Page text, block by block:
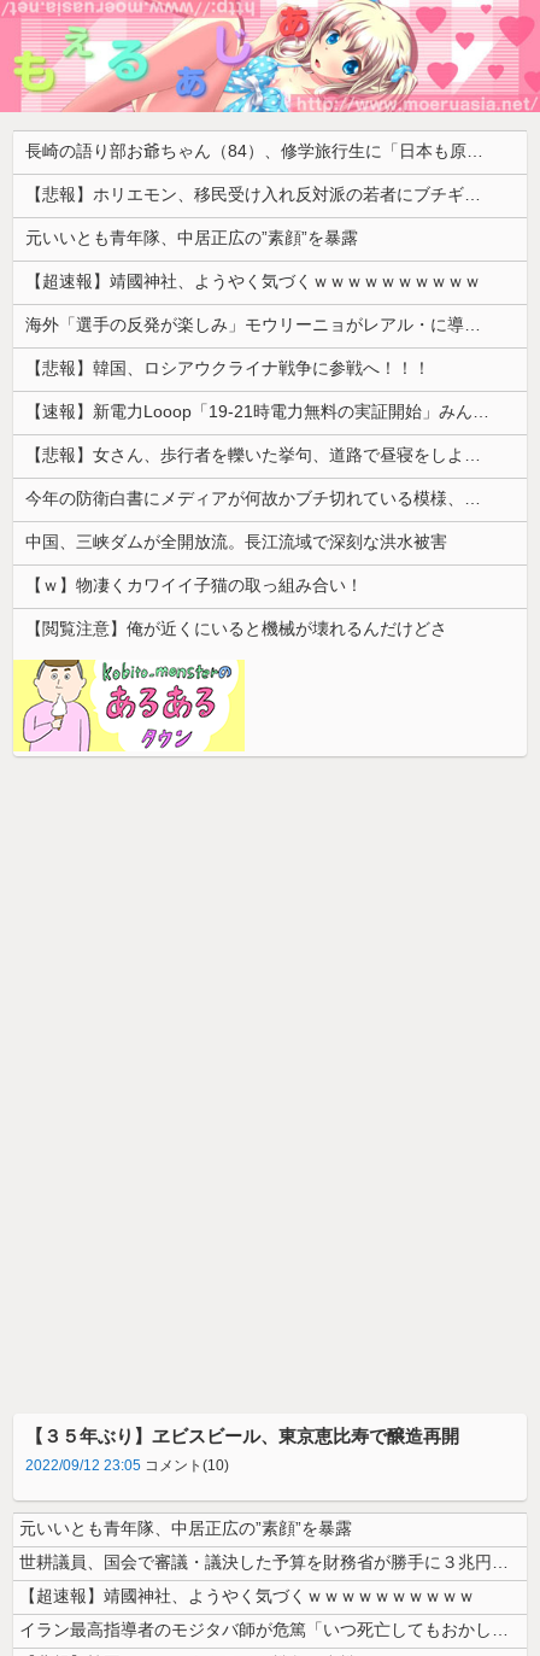
長崎の語り部お爺ちゃん（84）、修学旅行生に「日本も原爆を持たないと負ける」と言われびっくり！ 被団協代表（85）も中学生に「核を持たないで日本を守れますか」と問われ危機感
【悲報】ホリエモン、移民受け入れ反対派の若者にブチギレ「差別するなんて最低だ！」 → スタジオ誰も反論できず沈黙 ………
元いいとも青年隊、中居正広の”素顔”を暴露
【超速報】靖國神社、ようやく気づくｗｗｗｗｗｗｗｗｗｗ
海外「選手の反発が楽しみ」モウリーニョがレアル・に導入した新ルール（海外の反応）
【悲報】韓国、ロシアウクライナ戦争に参戦へ！！！
【速報】新電力Looop「19-21時電力無料の実証開始」みんなこれにするじゃん、電力会社の勢力図が変わるか
【悲報】女さん、歩行者を轢いた挙句、道路で昼寝をしようとしてしまう
今年の防衛白書にメディアが何故かブチ切れている模様、躍起になって批判するも逆に有権者からは……
中国、三峡ダムが全開放流。長江流域で深刻な洪水被害
【ｗ】物凄くカワイイ子猫の取っ組み合い！
【閲覧注意】俺が近くにいると機械が壊れるんだけどさ
【３５年ぶり】ヱビスビール、東京恵比寿で醸造再開
2022/09/12 23:05 コメント(10)
元いいとも青年隊、中居正広の”素顔”を暴露
世耕議員、国会で審議・議決した予算を財務省が勝手に３兆円動かしていると...
【超速報】靖國神社、ようやく気づくｗｗｗｗｗｗｗｗｗｗ
イラン最高指導者のモジタバ師が危篤「いつ死亡してもおかしくない」…イラ...